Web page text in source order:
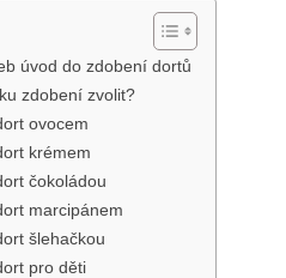
úvod do zdobení dortů
zdobení zvolit?
ovocem
krémem
čokoládou
marcipánem
šlehačkou
pro děti